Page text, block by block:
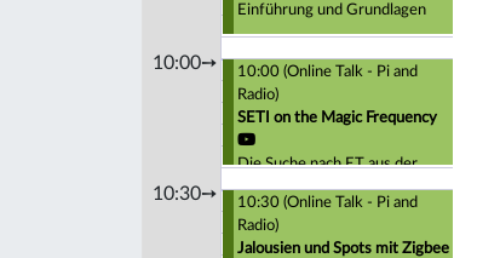
10:00➙
10:30➙
Einführung und Grundlagen
10:00 (Online Talk - Pi and
Radio)
SETI on the Magic Frequency
Die Suche nach ET aus der
Sichtweise eines
Funkamateurs und
Hobbyastronomen
10:30 (Online Talk - Pi and
Radio)
Jalousien und Spots mit Zigbee